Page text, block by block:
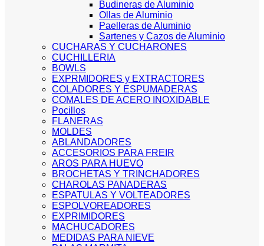
Budineras de Aluminio
Ollas de Aluminio
Paelleras de Aluminio
Sartenes y Cazos de Aluminio
CUCHARAS Y CUCHARONES
CUCHILLERIA
BOWLS
EXPRMIDORES y EXTRACTORES
COLADORES Y ESPUMADERAS
COMALES DE ACERO INOXIDABLE
Pocillos
FLANERAS
MOLDES
ABLANDADORES
ACCESORIOS PARA FREIR
AROS PARA HUEVO
BROCHETAS Y TRINCHADORES
CHAROLAS PANADERAS
ESPATULAS Y VOLTEADORES
ESPOLVOREADORES
EXPRIMIDORES
MACHUCADORES
MEDIDAS PARA NIEVE